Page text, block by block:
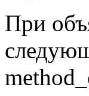
При